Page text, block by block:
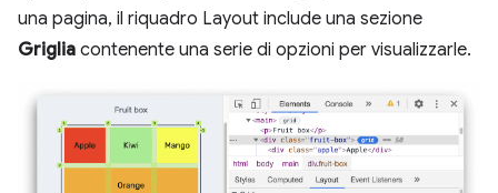
una pagina, il riquadro Layout include una sezione
Griglia contenente una serie di opzioni per visualizzarle.